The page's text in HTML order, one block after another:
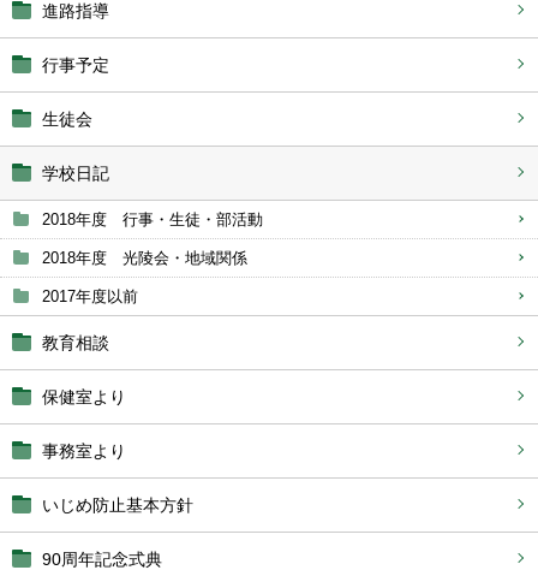
進路指導
行事予定
生徒会
学校日記
2018年度 行事・生徒・部活動
2018年度 光陵会・地域関係
2017年度以前
教育相談
保健室より
事務室より
いじめ防止基本方針
90周年記念式典